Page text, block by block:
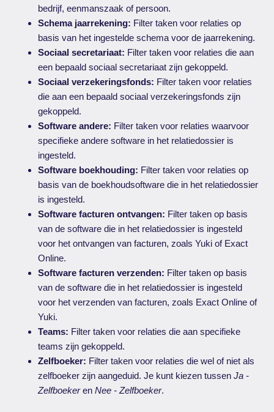
bedrijf, eenmanszaak of persoon.
Schema jaarrekening: Filter taken voor relaties op
basis van het ingestelde schema voor de jaarrekening.
Sociaal secretariaat: Filter taken voor relaties die aan
een bepaald sociaal secretariaat zijn gekoppeld.
Sociaal verzekeringsfonds: Filter taken voor relaties
die aan een bepaald sociaal verzekeringsfonds zijn
gekoppeld.
Software andere: Filter taken voor relaties waarvoor
specifieke andere software in het relatiedossier is
ingesteld.
Software boekhouding: Filter taken voor relaties op
basis van de boekhoudsoftware die in het relatiedossier
is ingesteld.
Software facturen ontvangen: Filter taken op basis
van de software die in het relatiedossier is ingesteld
voor het ontvangen van facturen, zoals Yuki of Exact
Online.
Software facturen verzenden: Filter taken op basis
van de software die in het relatiedossier is ingesteld
voor het verzenden van facturen, zoals Exact Online of
Yuki.
Teams: Filter taken voor relaties die aan specifieke
teams zijn gekoppeld.
Zelfboeker: Filter taken voor relaties die wel of niet als
zelfboeker zijn aangeduid. Je kunt kiezen tussenJa -
ZelfboekerenNee - Zelfboeker.